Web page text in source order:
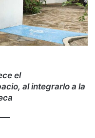
el
al integrarlo a la